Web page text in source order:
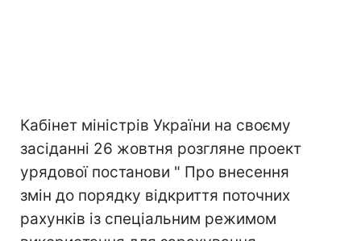
Кабінет міністрів України на своєму
засіданні 26 жовтня розгляне проект
урядової постанови " Про внесення
змін до порядку відкриття поточних
рахунків із спеціальним режимом